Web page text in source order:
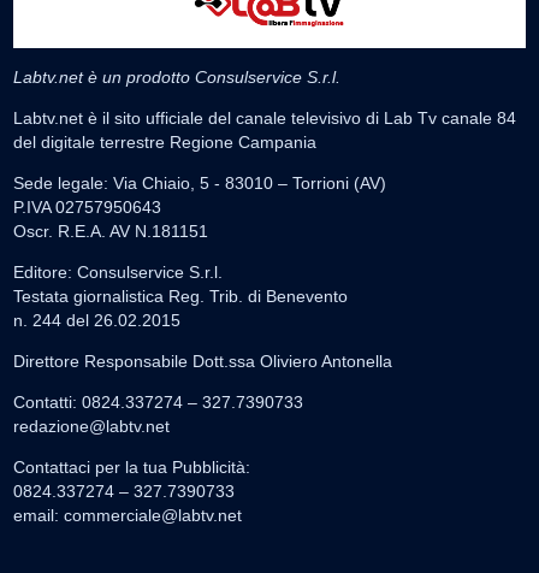
Labtv.net è un prodotto Consulservice S.r.l.
Labtv.net è il sito ufficiale del canale televisivo di Lab Tv canale 84
del digitale terrestre Regione Campania
Sede legale: Via Chiaio, 5 - 83010 – Torrioni (AV)
P.IVA 02757950643
Oscr. R.E.A. AV N.181151
Editore: Consulservice S.r.l.
Testata giornalistica Reg. Trib. di Benevento
n. 244 del 26.02.2015
Direttore Responsabile Dott.ssa Oliviero Antonella
Contatti: 0824.337274 – 327.7390733
redazione@labtv.net
Contattaci per la tua Pubblicità:
0824.337274 – 327.7390733
email: commerciale@labtv.net